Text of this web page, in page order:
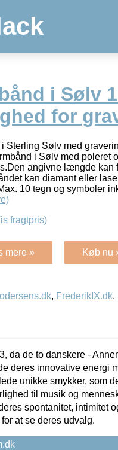
i Sølv
for
Sterling Sølv med
i Sølv med poleret
angivne længde kan
kan diamant eller
10 tegn og symboler
fragtpris)
mere » Køb nu
, FrederikIX.dk,
da de to danskere -
deres innovative energi
unikke smykker, som
til musik og
spontanitet, intimitet
at se deres udvalg.